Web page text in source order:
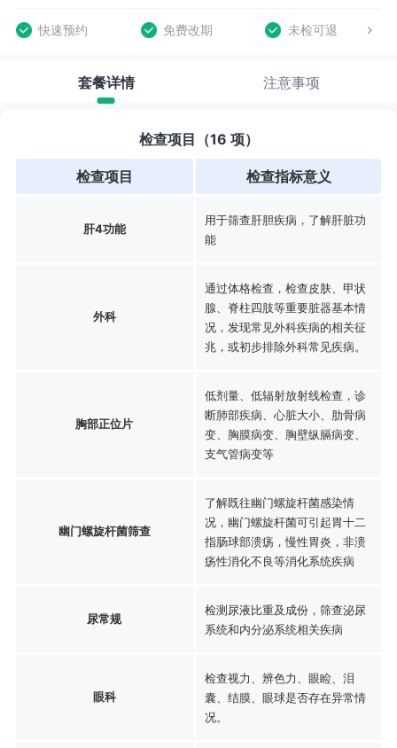
快速预约 免费改期 未检可退
套餐详情 注意事项
检查项目（16 项）
检查项目 检查指标意义
肝4功能
用于筛查肝胆疾病，了解肝脏功
能
外科
通过体格检查，检查皮肤、甲状
腺、脊柱四肢等重要脏器基本情
况，发现常见外科疾病的相关征
兆，或初步排除外科常见疾病。
胸部正位片
低剂量、低辐射放射线检查，诊
断肺部疾病、心脏大小、肋骨病
变、胸膜病变、胸壁纵膈病变、
支气管病变等
幽门螺旋杆菌筛查
了解既往幽门螺旋杆菌感染情
况，幽门螺旋杆菌可引起胃十二
指肠球部溃疡，慢性胃炎，非溃
疡性消化不良等消化系统疾病
尿常规
检测尿液比重及成份，筛查泌尿
系统和内分泌系统相关疾病
眼科
检查视力、辨色力、眼睑、泪
囊、结膜、眼球是否存在异常情
况。